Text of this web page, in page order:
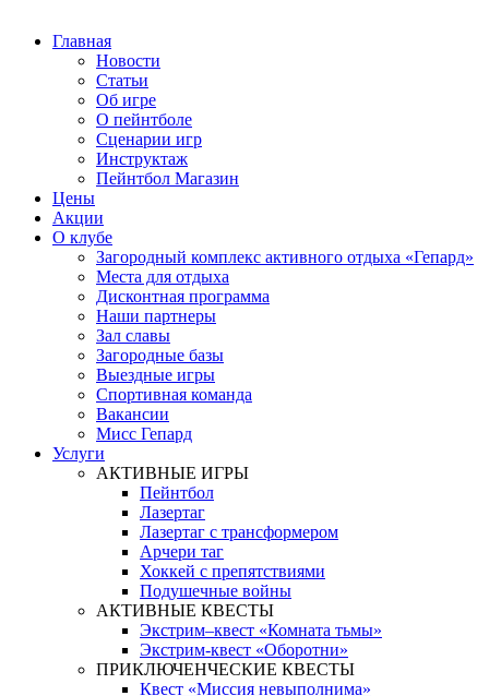
Главная
Новости
Статьи
Об игре
О пейнтболе
Сценарии игр
Инструктаж
Пейнтбол Магазин
Цены
Акции
О клубе
Загородный комплекс активного отдыха «Гепард»
Места для отдыха
Дисконтная программа
Наши партнеры
Зал славы
Загородные базы
Выездные игры
Спортивная команда
Вакансии
Мисс Гепард
Услуги
АКТИВНЫЕ ИГРЫ
Пейнтбол
Лазертаг
Лазертаг с трансформером
Арчери таг
Хоккей с препятствиями
Подушечные войны
АКТИВНЫЕ КВЕСТЫ
Экстрим–квест «Комната тьмы»
Экстрим-квест «Оборотни»
ПРИКЛЮЧЕНЧЕСКИЕ КВЕСТЫ
Квест «Миссия невыполнима»